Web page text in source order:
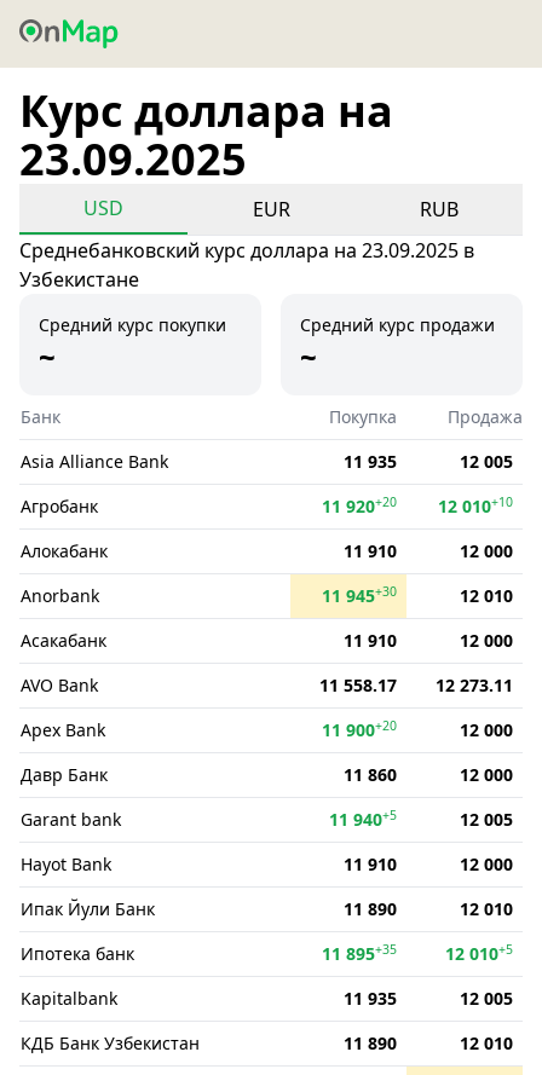
Курс доллара на
23.09.2025
USD EUR
RUB
Среднебанковский курс доллара на 23.09.2025 в
Узбекистане
Средний курс покупки
~
Средний курс продажи
~
Банк Покупка
Продажа
Asia Alliance Bank
11 935
12 005
Агробанк
11 920+20 12 010+10
Алокабанк 11 910
12 000
Anorbank
11 945+30
12 010
Асакабанк
11 910
12 000
AVO Bank
11 558.17
12 273.11
Apex Bank
11 900+20
12 000
Давр Банк
11 860
12 000
Garant bank
11 940+5
12 005
Hayot Bank
11 910
12 000
Ипак Йули Банк
11 890
12 010
Ипотека банк
11 895+35 12 010+5
Kapitalbank 11 935
12 005
КДБ Банк Узбекистан
11 890
12 010